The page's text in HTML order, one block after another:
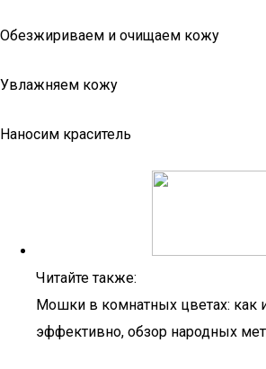
Обезжириваем и очищаем кожу
Увлажняем кожу
Наносим краситель
Читайте также:
Мошки в комнатных цветах: как
эффективно, обзор народных